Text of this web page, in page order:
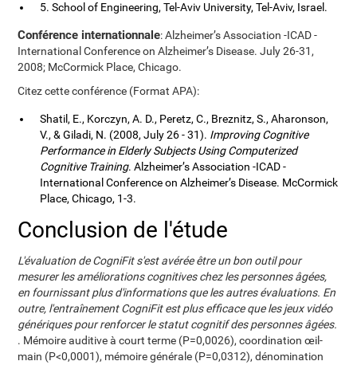
5. School of Engineering, Tel-Aviv University, Tel-Aviv, Israel.
Conférence internationnale: Alzheimer’s Association -ICAD -
International Conference on Alzheimer’s Disease. July 26-31,
2008; McCormick Place, Chicago.
Citez cette conférence (Format APA):
Shatil, E., Korczyn, A. D., Peretz, C., Breznitz, S., Aharonson,
V., & Giladi, N. (2008, July 26 - 31). Improving Cognitive
Performance in Elderly Subjects Using Computerized
Cognitive Training. Alzheimer’s Association -ICAD -
International Conference on Alzheimer’s Disease. McCormick
Place, Chicago, 1-3.
Conclusion de l'étude
L'évaluation de CogniFit s'est avérée être un bon outil pour
mesurer les améliorations cognitives chez les personnes âgées,
en fournissant plus d'informations que les autres évaluations. En
outre, l'entraînement CogniFit est plus efficace que les jeux vidéo
génériques pour renforcer le statut cognitif des personnes âgées.
. Mémoire auditive à court terme (P=0,0026), coordination œil-
main (P<0,0001), mémoire générale (P=0,0312), dénomination